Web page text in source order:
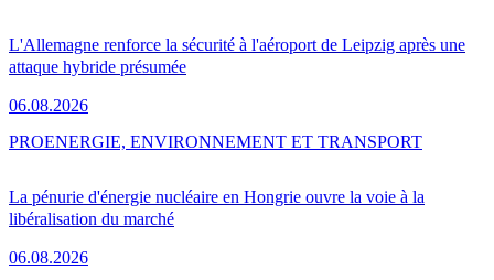
L'Allemagne renforce la sécurité à l'aéroport de Leipzig après une
attaque hybride présumée
06.08.2026
La pénurie d'énergie nucléaire en Hongrie ouvre la voie à la
libéralisation du marché
06.08.2026
PROENERGIE, ENVIRONNEMENT ET TRANSPORT